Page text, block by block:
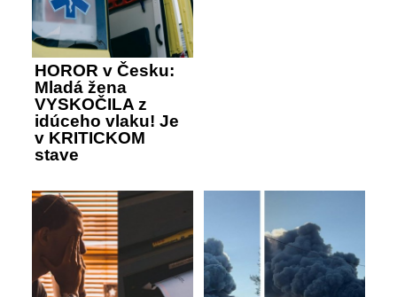
HOROR v Česku:
Mladá žena
VYSKOČILA z
idúceho vlaku! Je
v KRITICKOM
stave